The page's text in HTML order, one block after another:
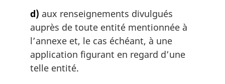
d) aux renseignements divulgués
auprès de toute entité mentionnée à
l’annexe et, le cas échéant, à une
application figurant en regard d’une
telle entité.